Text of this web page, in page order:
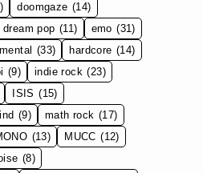
doomgaze (14)
dream pop (11) emo (31)
(33) hardcore (14)
(9) indie rock (23)
ISIS (15)
(9) math rock (17)
(13) MUCC (12)
(8)